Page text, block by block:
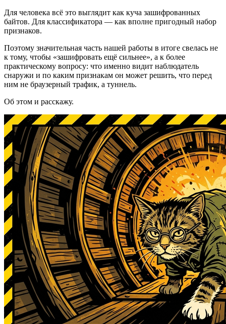
Для человека всё это выглядит как куча зашифрованных
байтов. Для классификатора — как вполне пригодный набор
признаков.
Поэтому значительная часть нашей работы в итоге свелась не
к тому, чтобы «зашифровать ещё сильнее», а к более
практическому вопросу: что именно видит наблюдатель
снаружи и по каким признакам он может решить, что перед
ним не браузерный трафик, а туннель.
Об этом и расскажу.